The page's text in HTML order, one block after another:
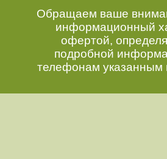
Обращаем ваше
информационный
офертой,
подробной
телефонам указанным